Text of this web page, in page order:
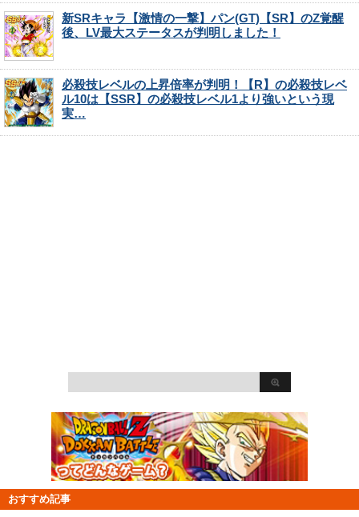
新SRキャラ【激情の一撃】パン(GT)【SR】のZ覚醒
後、LV最大ステータスが判明しました！
必殺技レベルの上昇倍率が判明！【R】の必殺技レベ
ル10は【SSR】の必殺技レベル1より強いという現
実…
おすすめ記事